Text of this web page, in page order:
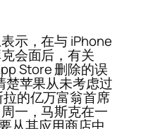
示，在与 iPhone
会面后，有关
Store 删除的误
楚苹果从未考虑过
的亿万富翁首席
一，马斯克在一